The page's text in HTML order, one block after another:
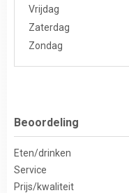
Vrijdag
Zaterdag
Zondag
Beoordeling
Eten/drinken
Service
Prijs/kwaliteit